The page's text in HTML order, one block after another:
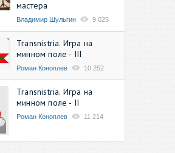
мастера
Владимир Шульгин 9 025
Transnistria. Игра на
минном поле - III
Роман Коноплев 10 252
Transnistria. Игра на
минном поле - II
Роман Коноплев 11 214